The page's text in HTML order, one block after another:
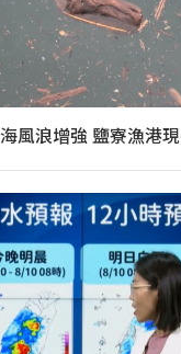
風浪增強 鹽寮漁港